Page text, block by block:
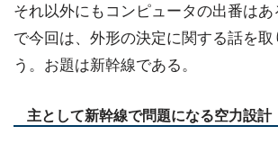
それ以外にもコンピュータの出番はあ
で今回は、外形の決定に関する話を取
う。お題は新幹線である。
主として新幹線で問題になる空力設計